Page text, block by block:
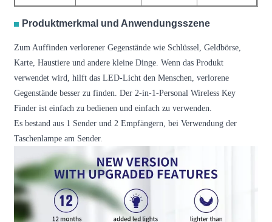
Produktmerkmal und Anwendungsszene
Zum Auffinden verlorener Gegenstände wie Schlüssel, Geldbörse,
Karte, Haustiere und andere kleine Dinge. Wenn das Produkt
verwendet wird, hilft das LED-Licht den Menschen, verlorene
Gegenstände besser zu finden. Der 2-in-1-Personal Wireless Key
Finder ist einfach zu bedienen und einfach zu verwenden.
Es bestand aus 1 Sender und 2 Empfängern, bei Verwendung der
Taschenlampe am Sender.